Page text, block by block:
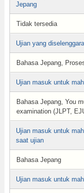
Jepang
Tidak tersedia
Ujian yang
Bahasa Jepang,
Ujian masuk untuk
Bahasa Jepang, You
examination (JLPT,
Ujian masuk untuk
saat ujian
Bahasa Jepang
Ujian masuk untuk